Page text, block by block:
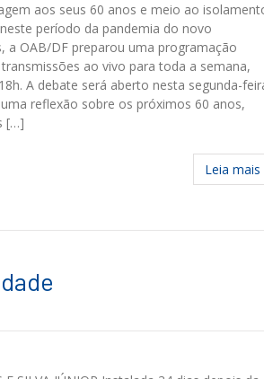
aos seus 60 anos e meio ao
período da pandemia do novo
a OAB/DF preparou uma programação
ao vivo para toda a semana,
A debate será aberto nesta segunda-
reflexão sobre os próximos 60 anos,
[…]
Leia mais